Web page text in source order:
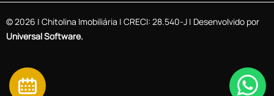
© 2026 | Chitolina Imobiliária | CRECI: 28.540-J | Desenvolvido por
Universal Software.